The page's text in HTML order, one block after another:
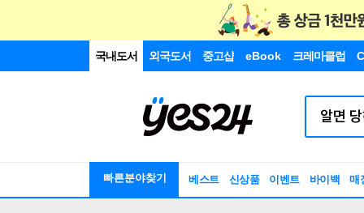
국내도서 외국도서 중고샵 eBook 크레마클럽
빠른분야찾기 베스트 신상품 이벤트 바이백 매